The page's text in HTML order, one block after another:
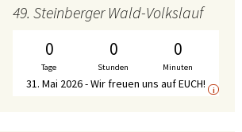
S2-Lauf – Wechselpunkte
S2-Lauf – Streckenplan
S2-Lauf – Zeitplan
Bericht WirDueller-
Biolauf
Ausschreibung
WirDueller-Biolauf
Gymnastik-Angebot
Mitgliedschaft
49. Steinberger Wald-Volkslauf
0
Tage
0
Stunden
0
Minuten
31. Mai 2026 - Wir freuen uns auf EUCH! i